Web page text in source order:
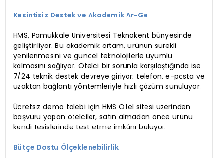
Kesintisiz Destek ve Akademik Ar-Ge
HMS, Pamukkale Üniversitesi Teknokent bünyesinde
geliştiriliyor. Bu akademik ortam, ürünün sürekli
yenilenmesini ve güncel teknolojilerle uyumlu
kalmasını sağlıyor. Otelci bir sorunla karşılaştığında ise
7/24 teknik destek devreye giriyor; telefon, e-posta ve
uzaktan bağlantı yöntemleriyle hızlı çözüm sunuluyor.
Ücretsiz demo talebi için HMS Otel sitesi üzerinden
başvuru yapan otelciler, satın almadan önce ürünü
kendi tesislerinde test etme imkânı buluyor.
Bütçe Dostu Ölçeklenebilirlik